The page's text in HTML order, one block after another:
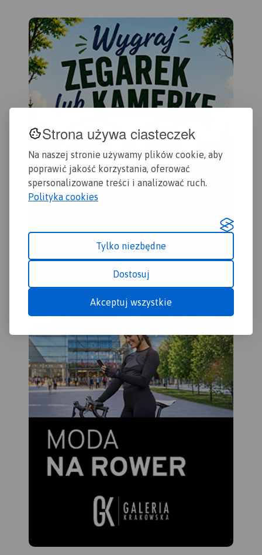
Strona używa ciasteczek
Na naszej stronie używamy plików cookie, aby
poprawić jakość korzystania, oferować
spersonalizowane treści i analizować ruch.
Polityka cookies
Tylko niezbędne
Dostosuj
Akceptuj wszystkie
podkarpackich miejscowości.